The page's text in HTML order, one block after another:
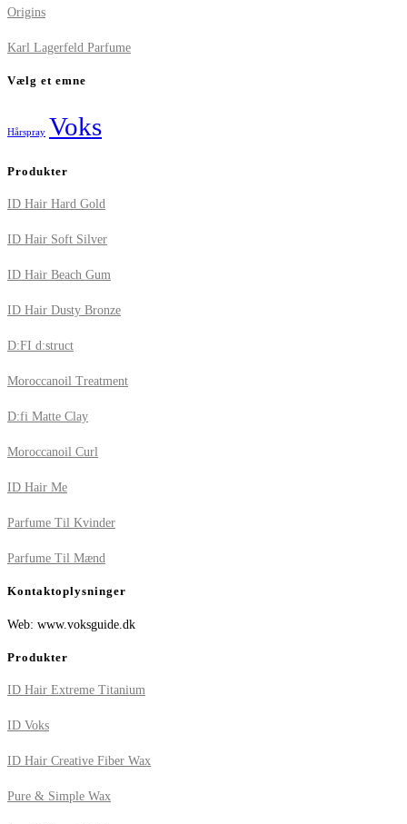
Origins
Karl Lagerfeld Parfume
Vælg et emne
Hårspray Voks
Produkter
ID Hair Hard Gold
ID Hair Soft Silver
ID Hair Beach Gum
ID Hair Dusty Bronze
D:FI d:struct
Moroccanoil Treatment
D:fi Matte Clay
Moroccanoil Curl
ID Hair Me
Parfume Til Kvinder
Parfume Til Mænd
Kontaktoplysninger
Web: www.voksguide.dk
Produkter
ID Hair Extreme Titanium
ID Voks
ID Hair Creative Fiber Wax
Pure & Simple Wax